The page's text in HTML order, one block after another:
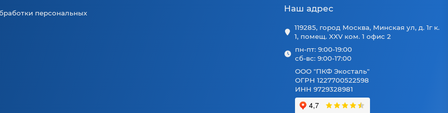
персональных Наш адрес
119285, город Москва, Минская ул, д. 1г к.
1, помещ. XXV ком. 1 офис 2
пн-пт: 9:00-19:00
сб-вс: 9:00-17:00
ООО "ПКФ Экосталь"
ОГРН 1227700522598
ИНН 9729328981